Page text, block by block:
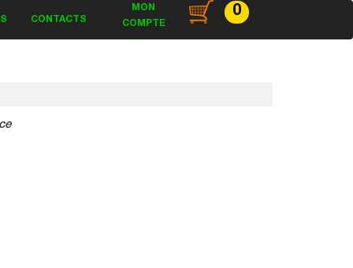
CONTACTS
MON
COMPTE
0